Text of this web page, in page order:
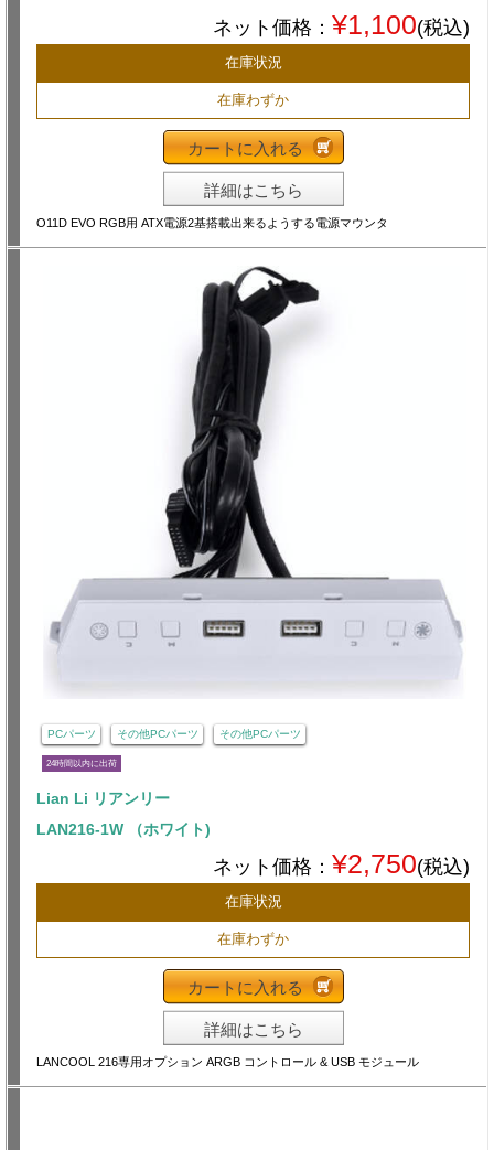
ネット価格： ¥1,100(税込)
在庫状況
在庫わずか
カートに入れる
詳細はこちら
O11D EVO RGB用 ATX電源2基搭載出来るようする電源マウンタ
PCパーツ その他PCパーツ その他PCパーツ
24時間以内に出荷
Lian Li リアンリー
LAN216-1W （ホワイト)
ネット価格： ¥2,750(税込)
在庫状況
在庫わずか
カートに入れる
詳細はこちら
LANCOOL 216専用オプション ARGB コントロール & USB モジュール